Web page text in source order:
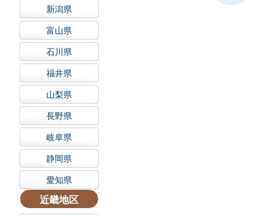
新潟県
富山県
石川県
福井県
山梨県
長野県
岐阜県
静岡県
愛知県
近畿地区